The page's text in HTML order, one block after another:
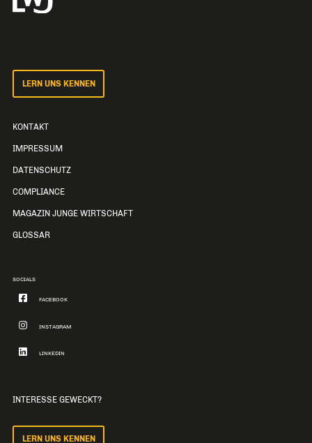
LERN UNS KENNEN
KONTAKT
IMPRESSUM
DATENSCHUTZ
COMPLIANCE
MAGAZIN JUNGE WIRTSCHAFT
GLOSSAR
SOCIALS
FACEBOOK
INSTAGRAM
LINKEDIN
INTERESSE GEWECKT?
LERN UNS KENNEN